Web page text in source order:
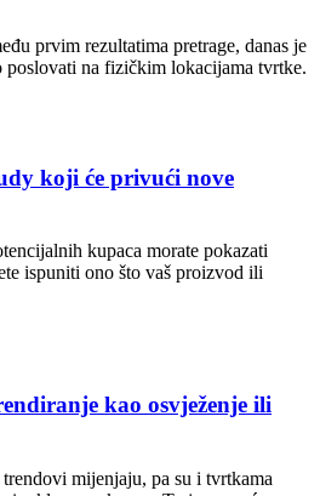
prvim rezultatima pretrage, danas je
poslovati na fizičkim lokacijama tvrtke.
koji će privući nove
kupaca morate pokazati
ispuniti ono što vaš proizvod ili
kao osvježenje ili
mijenjaju, pa su i tvrtkama